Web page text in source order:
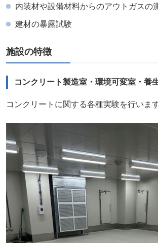
内装材や設備材料からのアウトガスの
建材の暴露試験
施設の特徴
コンクリート製造室・環境可変室・養
コンクリートに関する各種実験を行います